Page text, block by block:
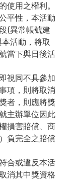
使用之權利。
平性，本活動
(異常帳號建
活動，將取
當下與日後活
視同不具參加
項，則將取消
者，則應將獎
主辦單位因此
損害賠償、商
負完全之賠償
合或違反本活
消其中獎資格